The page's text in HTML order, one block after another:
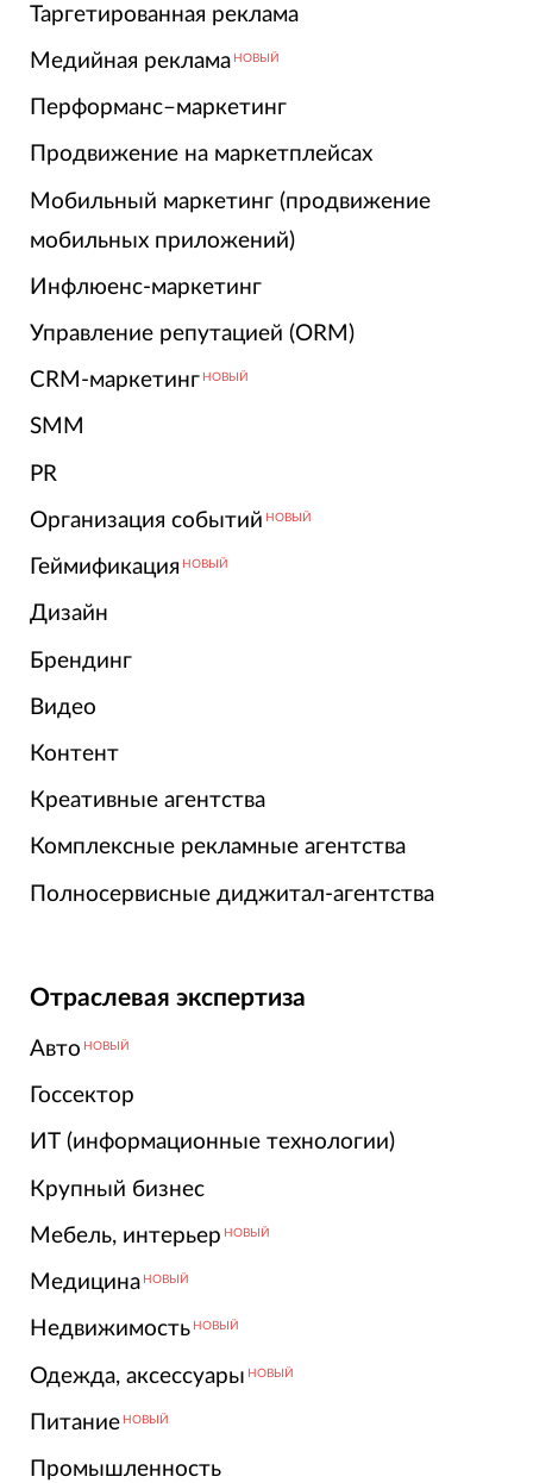
Таргетированная реклама
Медийная реклама НОВЫЙ
Перформанс–маркетинг
Продвижение на маркетплейсах
Мобильный маркетинг (продвижение
мобильных приложений)
Инфлюенс-маркетинг
Управление репутацией (ORM)
CRM-маркетинг НОВЫЙ
SMM
PR
Организация событий НОВЫЙ
Геймификация НОВЫЙ
Дизайн
Брендинг
Видео
Контент
Креативные агентства
Комплексные рекламные агентства
Полносервисные диджитал-агентства
Отраслевая экспертиза
Авто НОВЫЙ
Госсектор
ИТ (информационные технологии)
Крупный бизнес
Мебель, интерьер НОВЫЙ
Медицина НОВЫЙ
Недвижимость НОВЫЙ
Одежда, аксессуары НОВЫЙ
Питание НОВЫЙ
Промышленность